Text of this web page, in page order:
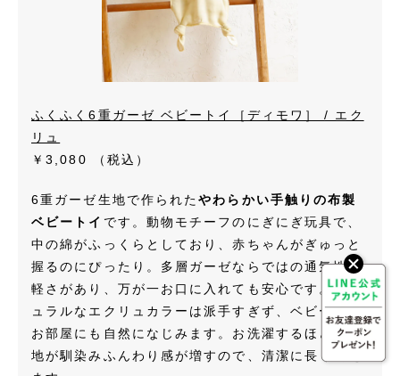
ふくふく6重ガーゼ ベビートイ［ディモワ］ / エク
リュ
￥3,080
（税込）
6重ガーゼ生地で作られたやわらかい手触りの布製
ベビートイ です。動物モチーフのにぎにぎ玩具で、
中の綿がふっくらとしており、赤ちゃんがぎゅっと
握るのにぴったり。多層ガーゼならではの通気性と
軽さがあり、万が一お口に入れても安心です。ナチ
ュラルなエクリュカラーは派手すぎず、ベビー服や
お部屋にも自然になじみます。お洗濯するほどに生
地が馴染みふんわり感が増すので、清潔に長く使え